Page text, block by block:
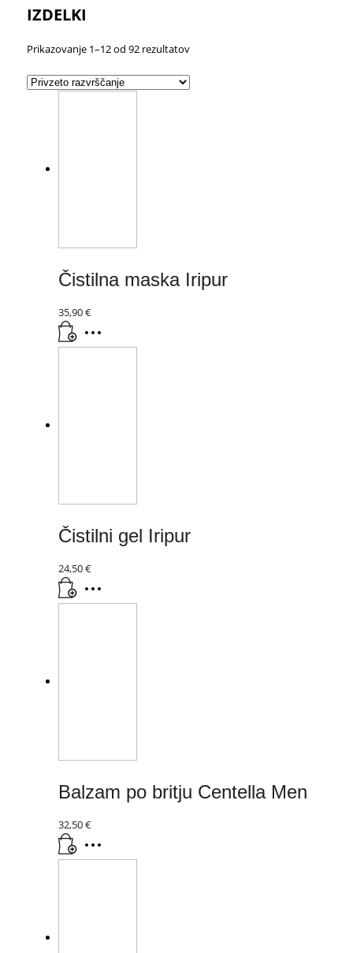
IZDELKI
Prikazovanje 1–12 od 92 rezultatov
Čistilna maska Iripur
35,90€
Čistilni gel Iripur
24,50€
Balzam po britju Centella Men
32,50€